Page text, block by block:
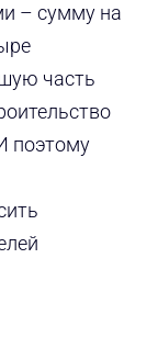
– сумму на
часть
поэтому